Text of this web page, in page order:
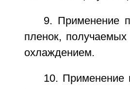
9. Применение
пленок,
охлаждением.
10. Применение